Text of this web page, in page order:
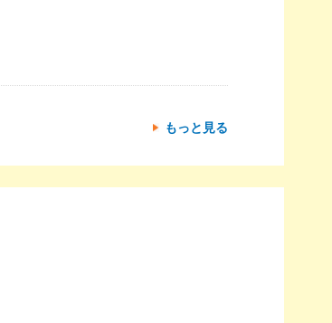
もっと見る